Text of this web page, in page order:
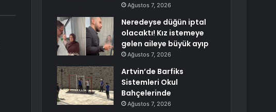
Ağustos 7, 2026
Neredeyse düğün iptal
olacaktı! Kız istemeye
gelen aileye büyük ayıp
Ağustos 7, 2026
Artvin’de Barfiks
Sistemleri Okul
Bahçelerinde
Ağustos 7, 2026